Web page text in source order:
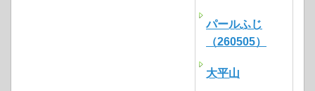
パールふじ
（260505）
大平山